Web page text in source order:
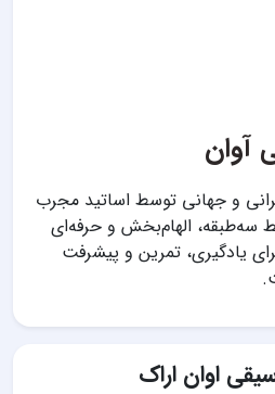
آوان
و جهانی توسط اساتید مجرب
الهام‌بخش و حرفه‌ای
یادگیری، تمرین و پیشرفت
اوان اراک